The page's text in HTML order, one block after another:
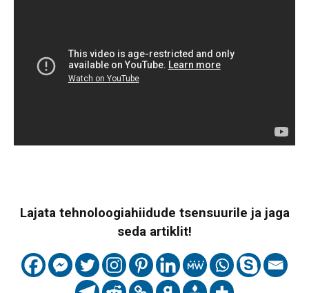
Lajata tehnoloogiahiidude tsensuurile ja jaga
seda artiklit!